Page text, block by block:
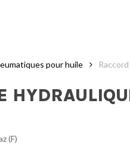
pour huile
(F)